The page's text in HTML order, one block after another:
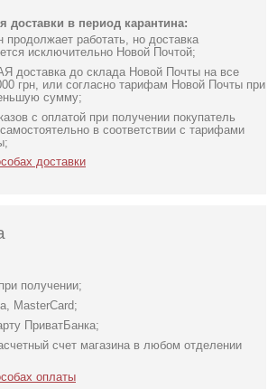
доставки в период карантина:
продолжает работать, но доставка
исключительно Новой Почтой;
доставка до склада Новой Почты на все
грн, или согласно тарифам Новой Почты при
сумму;
с оплатой при получении покупатель
в соответствии с тарифами
доставки
получении;
MasterCard;
ПриватБанка;
счет магазина в любом отделении
оплаты